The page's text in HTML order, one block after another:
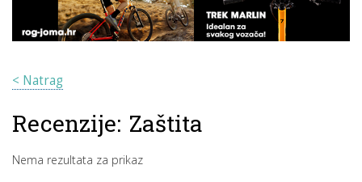
< Natrag
Recenzije: Zaštita
Nema rezultata za prikaz